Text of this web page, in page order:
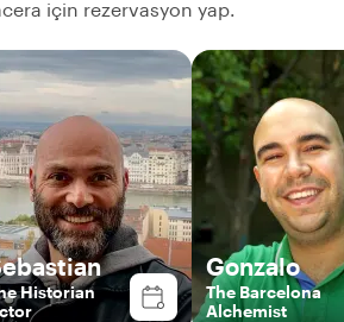
için rezervasyon yap.
Historian
Gonzalo
The Barcelona
Alchemist